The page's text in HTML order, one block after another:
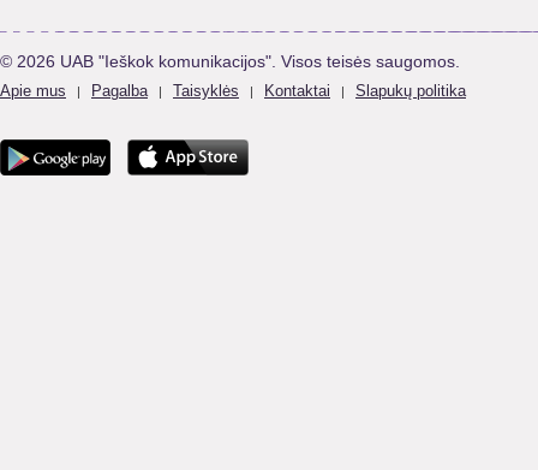
© 2026 UAB "Ieškok komunikacijos". Visos teisės saugomos.
Apie mus | Pagalba | Taisyklės | Kontaktai | Slapukų politika